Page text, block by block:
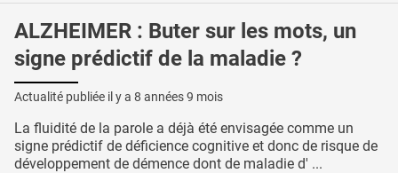
ALZHEIMER : Buter sur les mots, un
signe prédictif de la maladie ?
Actualité publiée il y a 8 années 9 mois
La fluidité de la parole a déjà été envisagée comme un
signe prédictif de déficience cognitive et donc de risque de
développement de démence dont de maladie d' ...